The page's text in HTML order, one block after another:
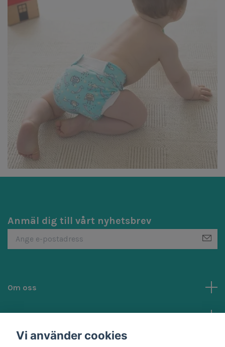
Anmäl dig till vårt nyhetsbrev
Om oss
Kundtjänst
Vi använder cookies